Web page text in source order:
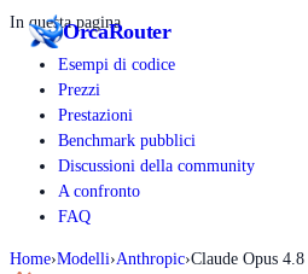
OrcaRouter
In questa pagina
Esempi di codice
Prezzi
Prestazioni
Benchmark pubblici
Discussioni della community
A confronto
FAQ
Home›Modelli›Anthropic›Claude Opus 4.8